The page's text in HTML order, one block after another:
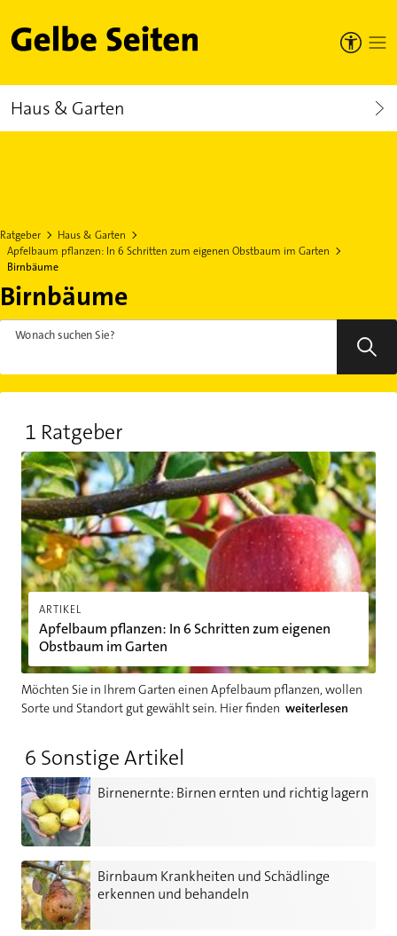
Gelbe Seiten
Haus & Garten
Ratgeber
Haus & Garten
Apfelbaum pflanzen: In 6 Schritten zum eigenen Obstbaum im Garten
Birnbäume
Birnbäume
Wonach suchen Sie?
1 Ratgeber
ARTIKEL
Apfelbaum pflanzen: In 6 Schritten zum eigenen
Obstbaum im Garten
Möchten Sie in Ihrem Garten einen Apfelbaum pflanzen, wollen
Sorte und Standort gut gewählt sein. Hier finden weiterlesen
Apfelbaum pflanzen: In 6 Schritten zum eigenen Obstbaum
6 Sonstige Artikel
Birnenernte: Birnen ernten und richtig lagern
Birnenernte: Birnen ernten und richtig lagern
Birnbaum Krankheiten und Schädlinge
erkennen und behandeln
Birnbaum Krankheiten und Schädlinge erkennen und